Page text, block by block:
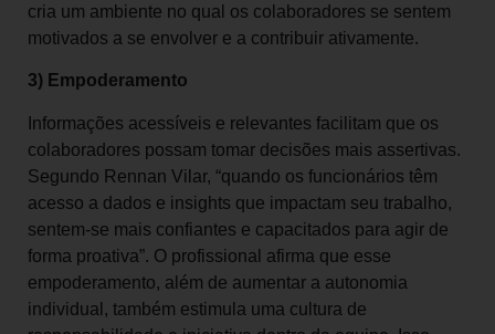
cria um ambiente no qual os colaboradores se sentem
motivados a se envolver e a contribuir ativamente.
3) Empoderamento
Informações acessíveis e relevantes facilitam que os
colaboradores possam tomar decisões mais assertivas.
Segundo Rennan Vilar, “quando os funcionários têm
acesso a dados e insights que impactam seu trabalho,
sentem-se mais confiantes e capacitados para agir de
forma proativa”. O profissional afirma que esse
empoderamento, além de aumentar a autonomia
individual, também estimula uma cultura de